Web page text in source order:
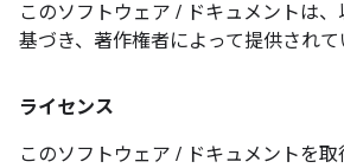
の使用またはパフォーマンスに起因
て発生する契約行為、過失行為または
作権者の書面による事前の許可なし
このソフトウェア / ドキュメントは
基づき、著作権者によって提供されて
ライセンス
このソフトウェア / ドキュメントを